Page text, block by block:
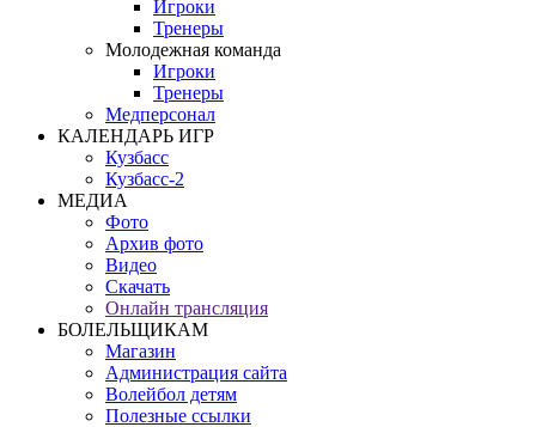
Игроки
Тренеры
Молодежная команда
Игроки
Тренеры
Медперсонал
КАЛЕНДАРЬ ИГР
Кузбасс
Кузбасс-2
МЕДИА
Фото
Архив фото
Видео
Скачать
Онлайн трансляция
БОЛЕЛЬЩИКАМ
Магазин
Администрация сайта
Волейбол детям
Полезные ссылки